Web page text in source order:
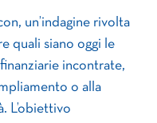
un’indagine rivolta
quali siano oggi le
incontrate,
o alla
L’obiettivo